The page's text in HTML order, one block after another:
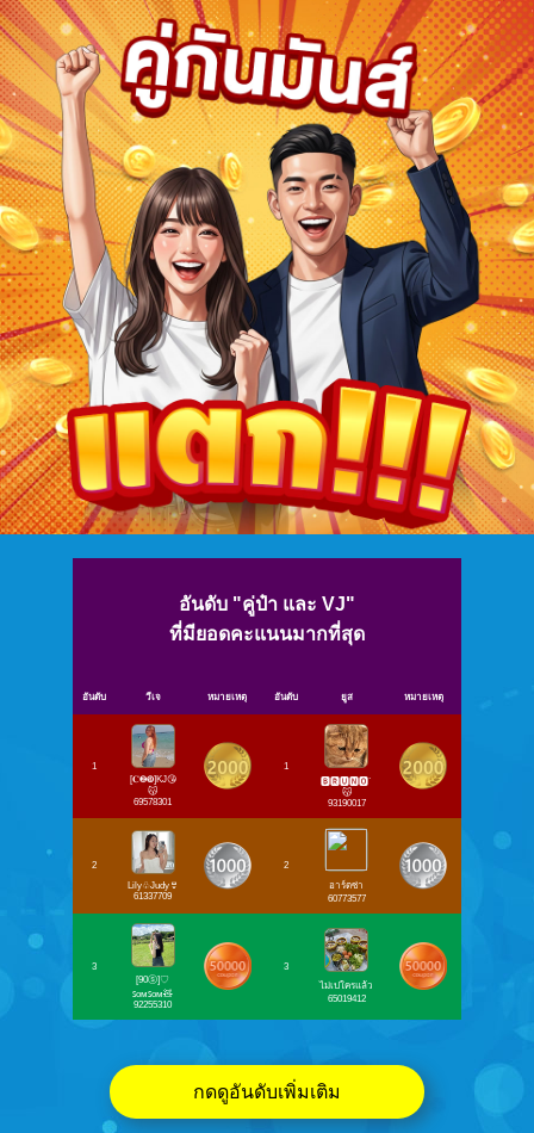
อันดับ "คู่ป๋า และ VJ"
ที่มียอดคะแนนมากที่สุด
อันดับ วีเจ หมายเหตุ อันดับ ยูส หมายเหตุ
1
[𝐂❷❾]KJ😘
😽
69578301
1
🅱🆁🆄🅽🅾​`
😽​
93190017
2
Lily♧Judy👙
61337709
2
อาร์ตซ่า
60773577
3
[90ⓢ]♡
ꜱᴏᴍꜱᴏᴍ🧸
92255310
3
ไม่เปใครแล้ว
65019412
กดดูอันดับเพิ่มเติม